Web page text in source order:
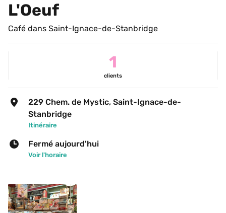
L'Oeuf
Café dans Saint-Ignace-de-Stanbridge
1
clients
229 Chem. de Mystic, Saint-Ignace-de-
Stanbridge
Itinéraire
Fermé aujourd'hui
Voir l'horaire